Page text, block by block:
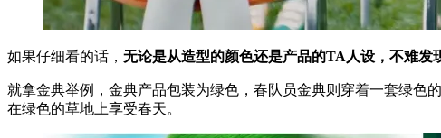
如果仔细看的话， 无论是从造型的颜色还是产品的TA人设，不难
就拿金典举例，金典产品包装为绿色，春队员金典则穿着一套绿色
在绿色的草地上享受春天。